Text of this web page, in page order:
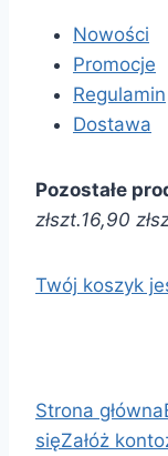
Nowości
Promocje
Regulamin
Dostawa
Pozostałe
złszt.16,90 zł
Twój koszyk
Strona główna
sięZałóż konto